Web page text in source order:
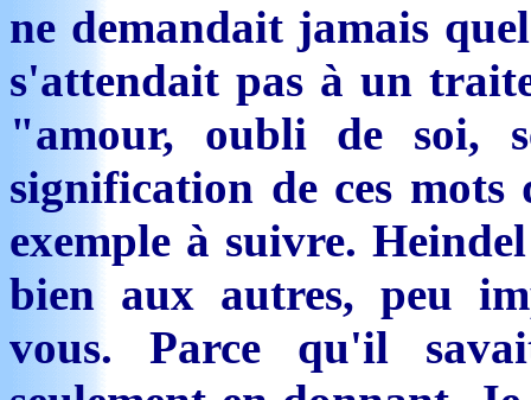
ne demandait jamais
s'attendait pas à un
"amour, oubli de soi,
signification de ces
exemple à suivre.
bien aux autres, peu
vous. Parce qu'il